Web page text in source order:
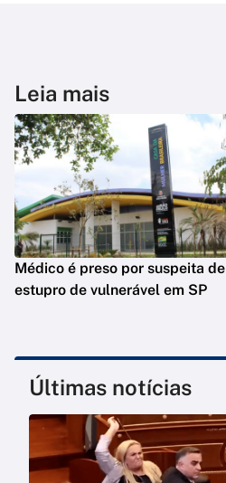
Leia mais
Médico é preso por suspeita de
estupro de vulnerável em SP
Últimas notícias